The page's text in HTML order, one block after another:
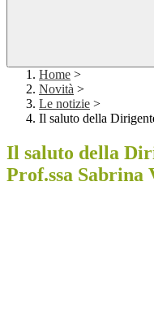
Home >
Novità >
Le notizie >
Il saluto della
Il saluto della
Prof.ssa Sabrina